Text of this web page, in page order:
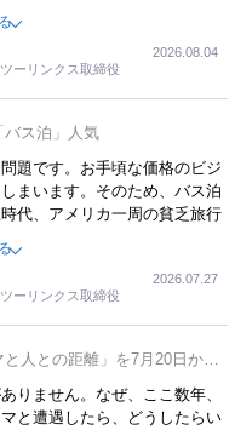
ントが行われれば、日本人に
でしょうね。
ーリンクス取締役
2026.08.04
ス泊」人気
題です。お手頃な価格のビジ
まいます。そのため、バス泊
代、アメリカ一周の貧乏旅行
でした。夕方から夜の便を利
だし、若いからできたことで
青森に行ったと聞くと、疲れ
ーリンクス取締役
2026.07.27
人との距離」を7月20日から
りません。なぜ、ここ数年、
と遭遇したら、どうしたらい